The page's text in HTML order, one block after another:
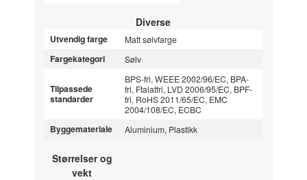
Diverse
Utvendig farge Matt sølvfarge
Fargekategori Sølv
Tilpassede
standarder
BPS-fri, WEEE 2002/96/EC, BPA-
fri, Ftalatfri, LVD 2006/95/EC, BPF-
fri, RoHS 2011/65/EC, EMC
2004/108/EC, ECBC
Byggemateriale Aluminium, Plastikk
Størrelser og
vekt